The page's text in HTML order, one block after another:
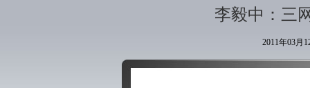
李毅中：三
2011年03月